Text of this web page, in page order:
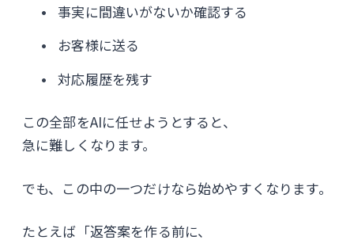
事実に間違いがないか確認する
お客様に送る
対応履歴を残す
この全部をAIに任せようとすると、
急に難しくなります。
でも、この中の一つだけなら始めやすくなります。
たとえば「返答案を作る前に、